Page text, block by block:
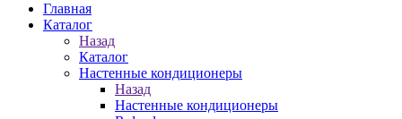
Главная
Каталог
Назад
Каталог
Настенные кондиционеры
Назад
Настенные кондиционеры